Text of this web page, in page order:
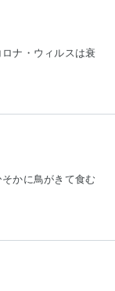
ナ・ウィルスは衰
かに鳥がきて食む